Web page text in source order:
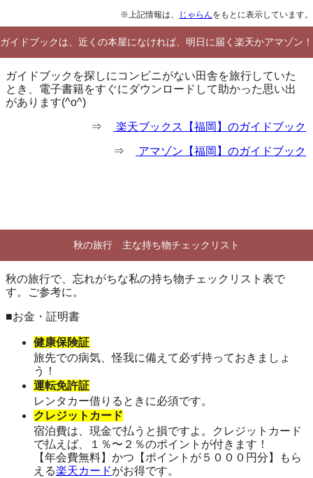
※上記情報は、 じゃらんをもとに表示しています。
ガイドブックは、近くの本屋になければ、明日に届く楽天かアマゾン！
ガイドブックを探しにコンビニがない田舎を旅行していた
とき、電子書籍をすぐにダウンロードして助かった思い出
があります(^o^)
⇒ 楽天ブックス【福岡】のガイドブック
⇒ アマゾン【福岡】のガイドブック
秋の旅行 主な持ち物チェックリスト
秋の旅行で、忘れがちな私の持ち物チェックリスト表で
す。ご参考に。
■お金・証明書
健康保険証
旅先での病気、怪我に備えて必ず持っておきましょ
う！
運転免許証
レンタカー借りるときに必須です。
クレジットカード
宿泊費は、現金で払うと損ですよ。クレジットカード
で払えば、１％〜２％のポイントが付きます！
【年会費無料】かつ【ポイントが５０００円分】もら
える楽天カードがお得です。